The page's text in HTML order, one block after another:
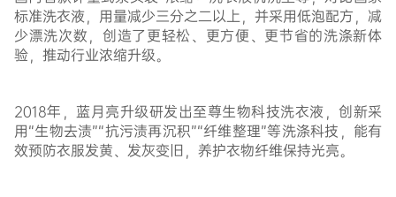
标准洗衣液，用量减少三分之二以上，并采用低泡配方，减
少漂洗次数，创造了更轻松、更方便、更节省的洗涤新体
验，推动行业浓缩升级。
2018年，蓝月亮升级研发出至尊生物科技洗衣液，创新采
用“生物去渍”“抗污渍再沉积”“纤维整理”等洗涤科技，能有
效预防衣服发黄、发灰变旧，养护衣物纤维保持光亮。